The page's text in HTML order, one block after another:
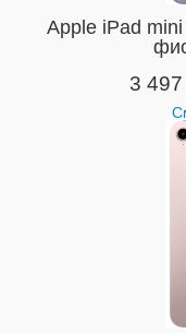
Apple iPad
3 497